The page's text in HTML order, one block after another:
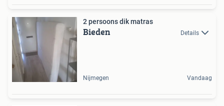
2 persoons dik matras
Bieden Details
Nijmegen Vandaag